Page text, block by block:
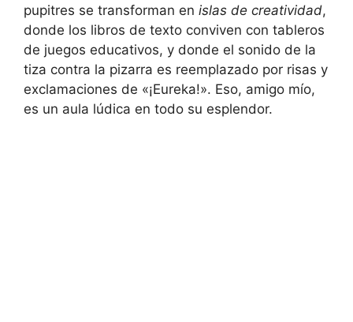
pupitres se transforman en islas de creatividad,
donde los libros de texto conviven con tableros
de juegos educativos, y donde el sonido de la
tiza contra la pizarra es reemplazado por risas y
exclamaciones de «¡Eureka!». Eso, amigo mío,
es un aula lúdica en todo su esplendor.